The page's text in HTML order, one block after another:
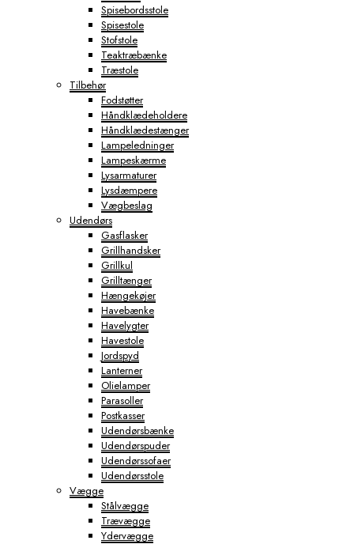
Spisebordsstole
Spisestole
Stofstole
Teaktræbænke
Træstole
Tilbehør
Fodstøtter
Håndklædeholdere
Håndklædestænger
Lampeledninger
Lampeskærme
Lysarmaturer
Lysdæmpere
Vægbeslag
Udendørs
Gasflasker
Grillhandsker
Grillkul
Grilltænger
Hængekøjer
Havebænke
Havelygter
Havestole
Jordspyd
Lanterner
Olielamper
Parasoller
Postkasser
Udendørsbænke
Udendørspuder
Udendørssofaer
Udendørsstole
Vægge
Stålvægge
Trævægge
Ydervægge